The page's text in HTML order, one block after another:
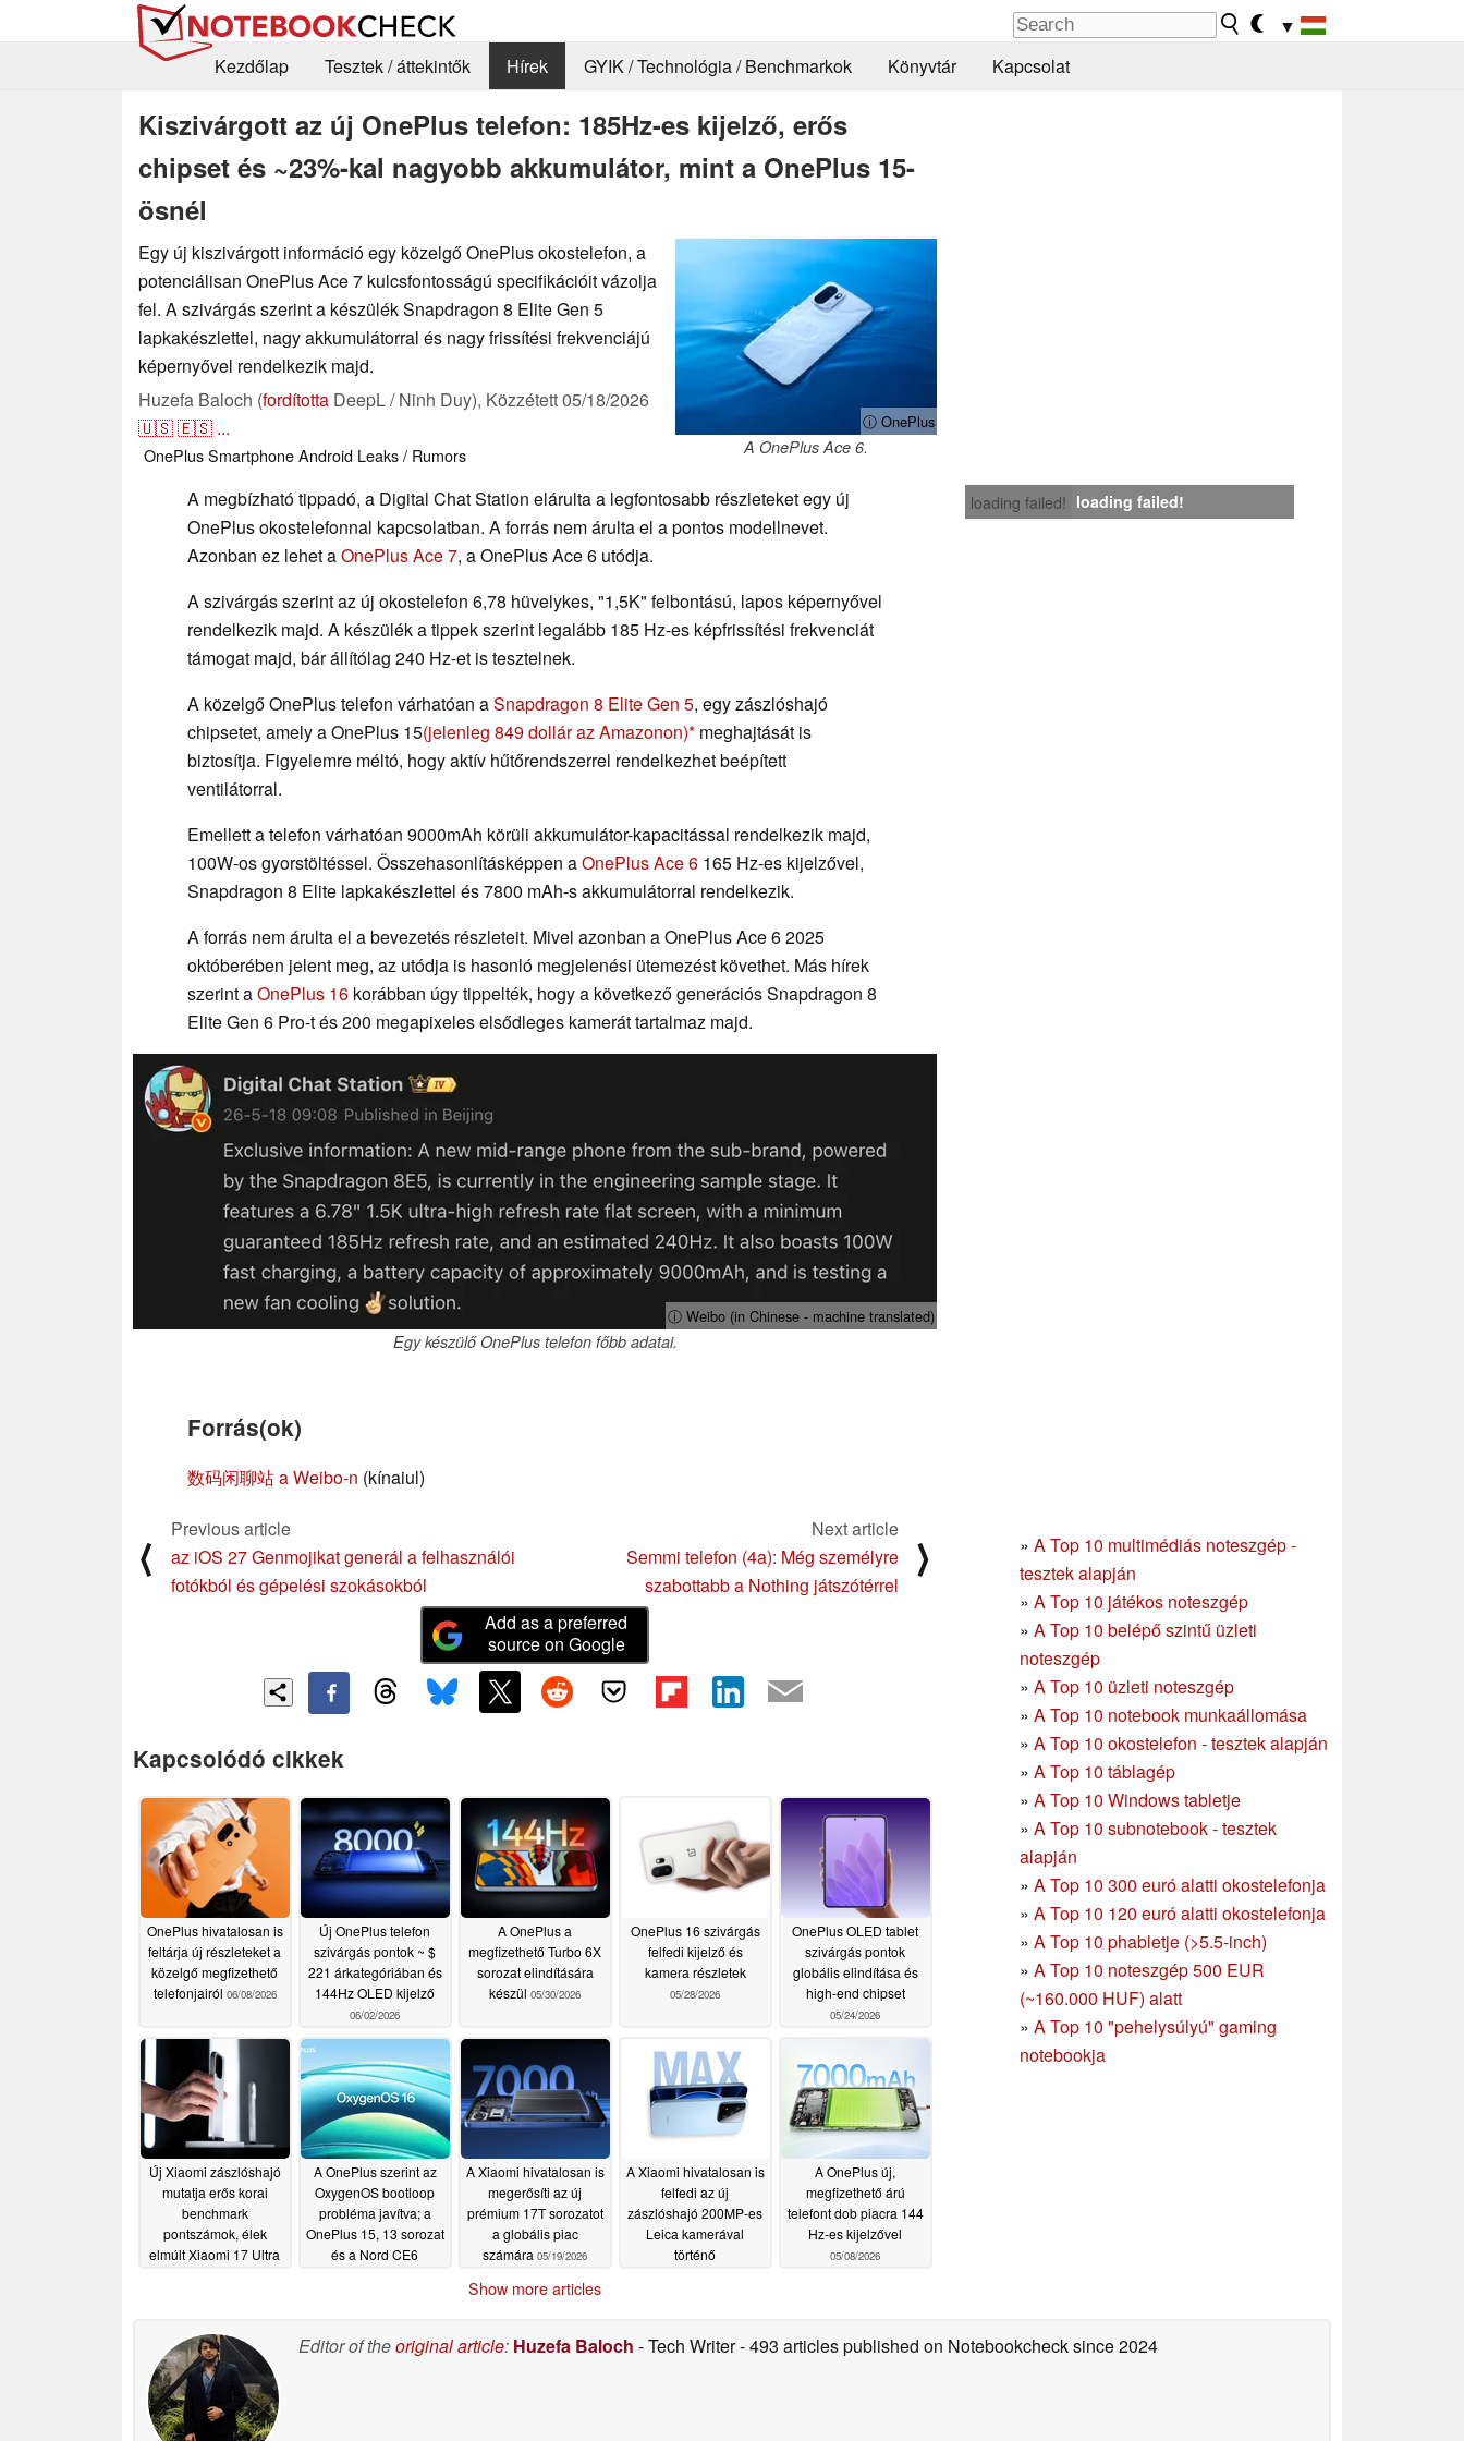
▼
Kezdőlap
Tesztek / áttekintők Hírek GYIK / Technológia / Benchmarkok Könyvtár Kapcsolat
Kiszivárgott az új OnePlus telefon: 185Hz-es kijelző, erős
chipset és ~23%-kal nagyobb akkumulátor, mint a OnePlus 15-
ösnél
ⓘ OnePlus
A OnePlus Ace 6.
Egy új kiszivárgott információ egy közelgő OnePlus okostelefon, a
potenciálisan OnePlus Ace 7 kulcsfontosságú specifikációit vázolja
fel. A szivárgás szerint a készülék Snapdragon 8 Elite Gen 5
lapkakészlettel, nagy akkumulátorral és nagy frissítési frekvenciájú
képernyővel rendelkezik majd.
Huzefa Baloch (fordította DeepL / Ninh Duy), Közzétett05/18/2026
🇺🇸🇪🇸 ...
OnePlusSmartphoneAndroid Leaks / Rumors
loading failed! loading failed!
A megbízható tippadó, a Digital Chat Station elárulta a legfontosabb részleteket egy új
OnePlus okostelefonnal kapcsolatban. A forrás nem árulta el a pontos modellnevet.
Azonban ez lehet aOnePlus Ace 7, a OnePlus Ace 6 utódja.
A szivárgás szerint az új okostelefon 6,78 hüvelykes, "1,5K" felbontású, lapos képernyővel
rendelkezik majd. A készülék a tippek szerint legalább 185 Hz-es képfrissítési frekvenciát
támogat majd, bár állítólag 240 Hz-et is tesztelnek.
A közelgő OnePlus telefon várhatóan aSnapdragon 8 Elite Gen 5, egy zászlóshajó
chipsetet, amely a OnePlus 15(jelenleg 849 dollár az Amazonon) meghajtását is
biztosítja. Figyelemre méltó, hogy aktív hűtőrendszerrel rendelkezhet beépített
ventilátorral.
Emellett a telefon várhatóan 9000mAh körüli akkumulátor-kapacitással rendelkezik majd,
100W-os gyorstöltéssel. Összehasonlításképpen aOnePlus Ace 6 165 Hz-es kijelzővel,
Snapdragon 8 Elite lapkakészlettel és 7800 mAh-s akkumulátorral rendelkezik.
A forrás nem árulta el a bevezetés részleteit. Mivel azonban a OnePlus Ace 6 2025
októberében jelent meg, az utódja is hasonló megjelenési ütemezést követhet. Más hírek
szerint aOnePlus 16 korábban úgy tippelték, hogy a következő generációs Snapdragon 8
Elite Gen 6 Pro-t és 200 megapixeles elsődleges kamerát tartalmaz majd.
ⓘ Weibo (in Chinese - machine translated)
Egy készülő OnePlus telefon főbb adatai.
Forrás(ok)
数码闲聊站 a Weibo-n (kínaiul)
» A Top 10 multimédiás noteszgép -
tesztek alapján
» A Top 10 játékos noteszgép
» A Top 10 belépő szintű üzleti
noteszgép
» A Top 10 üzleti noteszgép
» A Top 10 notebook munkaállomása
» A Top 10 okostelefon - tesztek alapján
» A Top 10 táblagép
» A Top 10 Windows tabletje
» A Top 10 subnotebook - tesztek
alapján
» A Top 10 300 euró alatti okostelefonja
» A Top 10 120 euró alatti okostelefonja
» A Top 10 phabletje (>5.5-inch)
» A Top 10 noteszgép 500 EUR
(~160.000 HUF) alatt
» A Top 10 "pehelysúlyú" gaming
notebookja
⟨
Previous article
az iOS 27 Genmojikat generál a felhasználói
fotókból és gépelési szokásokból
Next article
Semmi telefon (4a): Még személyre
szabottabb a Nothing játszótérrel
⟩
Add as a preferred
source on Google
Kapcsolódó cikkek
OnePlus hivatalosan is
feltárja új részleteket a
közelgő megfizethető
telefonjairól 06/08/2026
Új OnePlus telefon
szivárgás pontok ~ $
221 árkategóriában és
144Hz OLED kijelző
06/02/2026
A OnePlus a
megfizethető Turbo 6X
sorozat elindítására
készül 05/30/2026
OnePlus 16 szivárgás
felfedi kijelző és
kamera részletek
05/28/2026
OnePlus OLED tablet
szivárgás pontok
globális elindítása és
high-end chipset
05/24/2026
Új Xiaomi zászlóshajó
mutatja erős korai
benchmark
pontszámok, élek
elmúlt Xiaomi 17 Ultra
A OnePlus szerint az
OxygenOS bootloop
probléma javítva; a
OnePlus 15, 13 sorozat
és a Nord CE6
A Xiaomi hivatalosan is
megerősíti az új
prémium 17T sorozatot
a globális piac
számára 05/19/2026
A Xiaomi hivatalosan is
felfedi az új
zászlóshajó 200MP-es
Leica kamerával
történő
A OnePlus új,
megfizethető árú
telefont dob piacra 144
Hz-es kijelzővel
05/08/2026
Show more articles
Editor of theoriginal article: Huzefa Baloch - Tech Writer- 493 articles published on Notebookchecksince 2024